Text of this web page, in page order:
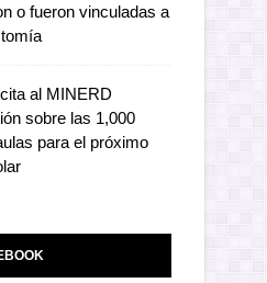
o fueron vinculadas a
al MINERD
sobre las 1,000
para el próximo